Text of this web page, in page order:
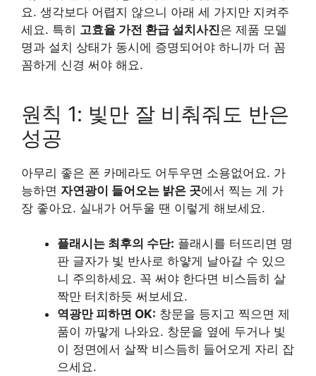
요. 생각보다 어렵지 않으니 아래 세 가지만 지켜주
세요. 특히 고효율 가전 환급 설치사진은 제품 모델
명과 설치 상태가 동시에 증명되어야 하니까 더 꼼
꼼하게 신경 써야 해요.
원칙 1: 빛만 잘 비춰줘도 반은
성공
아무리 좋은 폰 카메라도 어두우면 소용없어요. 가
능하면 자연광이 들어오는 밝은 곳에서 찍는 게 가
장 좋아요. 실내가 어두울 땐 이렇게 해보세요.
플래시는 최후의 수단: 플래시를 터뜨리면 명
판 글자가 빛 반사로 하얗게 날아갈 수 있으
니 주의하세요. 꼭 써야 한다면 비스듬히 살
짝만 터치하듯 써보세요.
역광만 피하면 OK: 창문을 등지고 찍으면 제
품이 까맣게 나와요. 창문을 옆에 두거나 빛
이 정면에서 살짝 비스듬히 들어오게 자리 잡
으세요.